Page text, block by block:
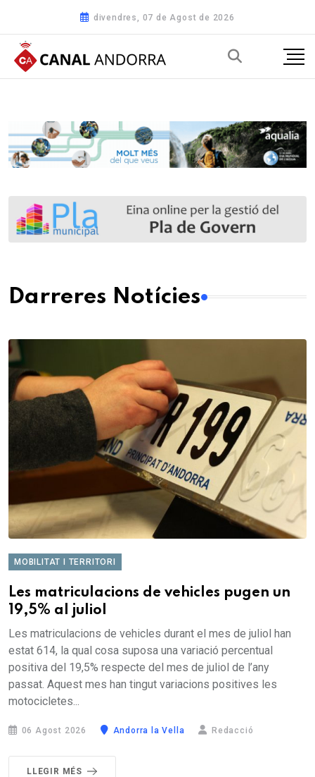
divendres, 07 de Agost de 2026
Darreres Notícies
MOBILITAT I TERRITORI
Les matriculacions de vehicles pugen un
19,5% al juliol
Les matriculacions de vehicles durant el mes de juliol han
estat 614, la qual cosa suposa una variació percentual
positiva del 19,5% respecte del mes de juliol de l’any
passat. Aquest mes han tingut variacions positives les
motocicletes...
06 Agost 2026 Andorra la Vella Redacció
LLEGIR MÉS